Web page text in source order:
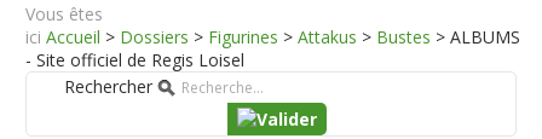
Vous êtes
ici Accueil > Dossiers > Figurines > Attakus > Bustes > ALBUMS
- Site officiel de Regis Loisel
Rechercher